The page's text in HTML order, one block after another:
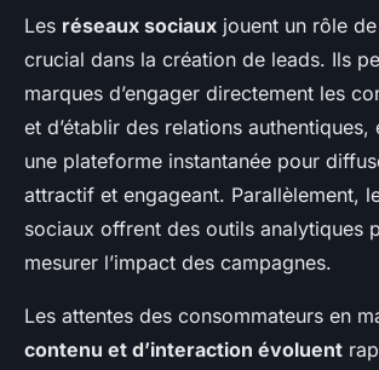
Les réseaux sociaux jouent un rôle
crucial dans la création de leads. Ils
marques d’engager directement les
et d’établir des relations authentiques,
une plateforme instantanée pour
attractif et engageant. Parallèlement,
sociaux offrent des outils analytiques
mesurer l’impact des campagnes.
Les attentes des consommateurs en
contenu et d’interaction évoluent